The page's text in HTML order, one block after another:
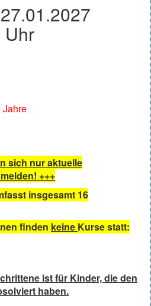
Uhr
Jahre
sich nur aktuelle
+++
insgesamt 16
finden keine Kurse statt:
ist für Kinder, die den
haben.